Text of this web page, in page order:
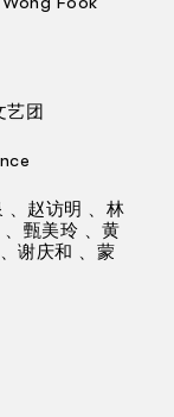
艺团
、赵访明 、林
甄美玲 、黄
谢庆和 、蒙